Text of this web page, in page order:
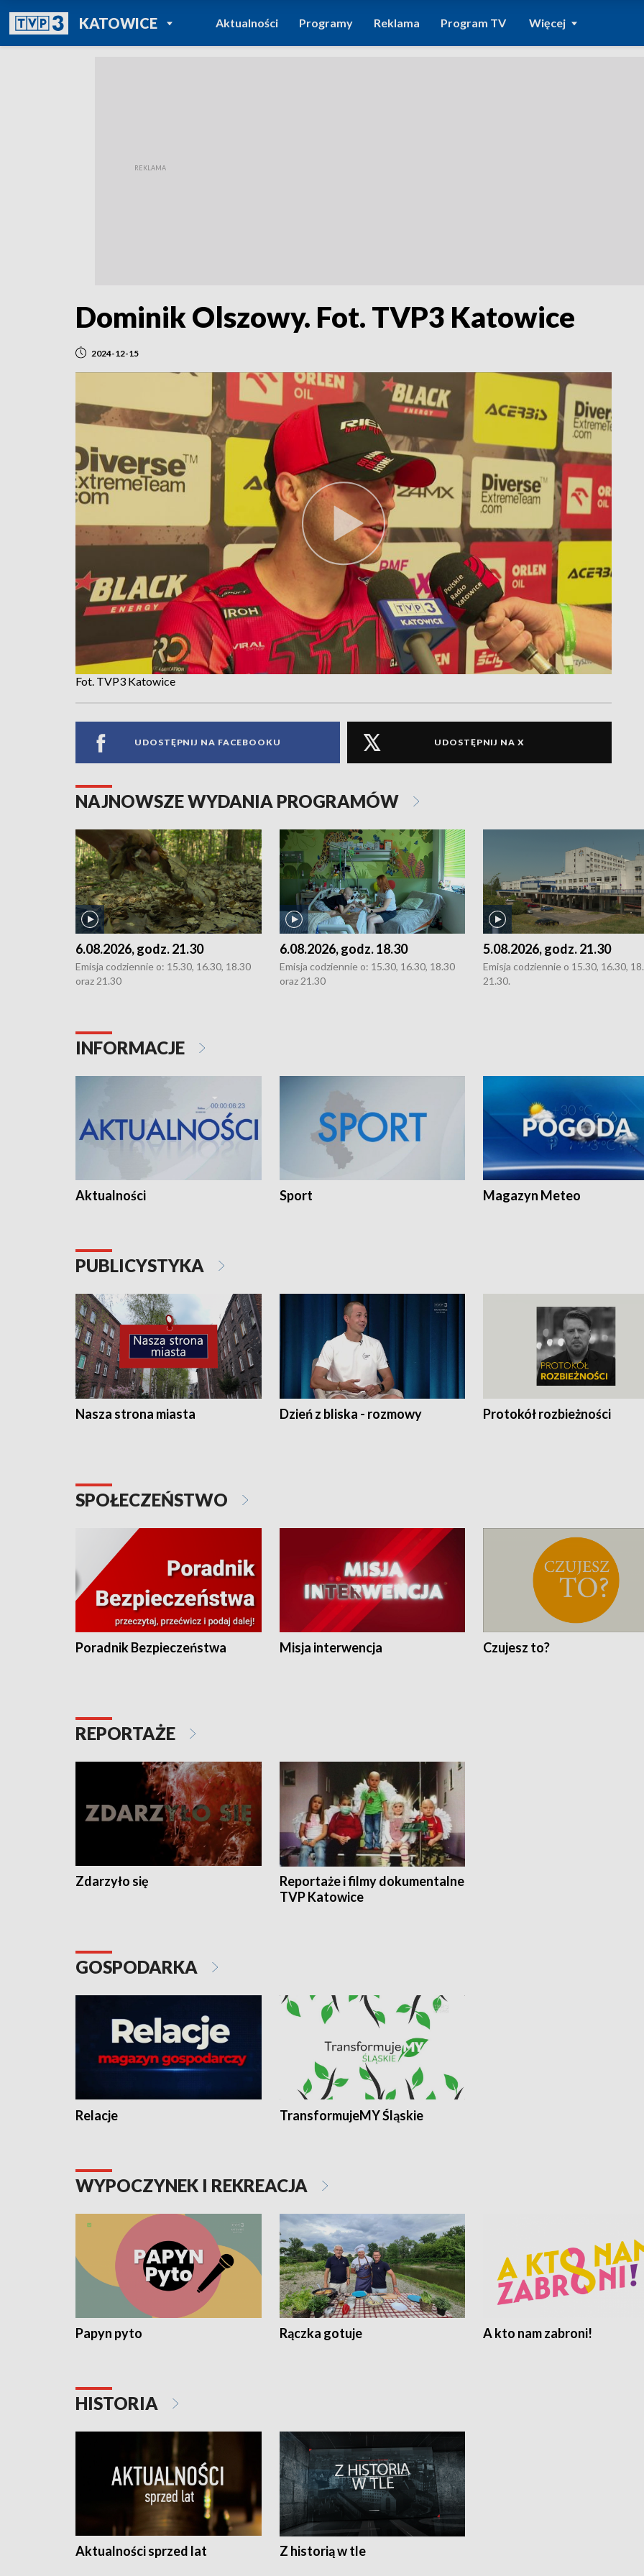
KATOWICEPOWRÓT DO
TVP REGIONY
Aktualności Programy Reklama Program TV Więcej
Dominik Olszowy. Fot. TVP3 Katowice
2024-12-15
Fot. TVP3 Katowice
UDOSTĘPNIJ NA FACEBOOKU UDOSTĘPNIJ NA X
NAJNOWSZE WYDANIA PROGRAMÓW
6.08.2026, godz. 21.30
Emisja codziennie o: 15.30, 16.30, 18.30
oraz 21.30
6.08.2026, godz. 18.30
Emisja codziennie o: 15.30, 16.30, 18.30
oraz 21.30
5.08.2026, godz. 21.30
Emisja codziennie o 15.30, 16.30,
21.30.
INFORMACJE
Aktualności Sport Magazyn Meteo
PUBLICYSTYKA
Nasza strona miasta Dzień z bliska - rozmowy Protokół rozbieżności
SPOŁECZEŃSTWO
Poradnik Bezpieczeństwa Misja interwencja Czujesz to?
REPORTAŻE
Zdarzyło się
Reportaże i filmy dokumentalne
TVP Katowice
GOSPODARKA
Relacje TransformujeMY Śląskie
WYPOCZYNEK I REKREACJA
Papyn pyto Rączka gotuje A kto nam zabroni!
HISTORIA
Aktualności sprzed lat Z historią w tle